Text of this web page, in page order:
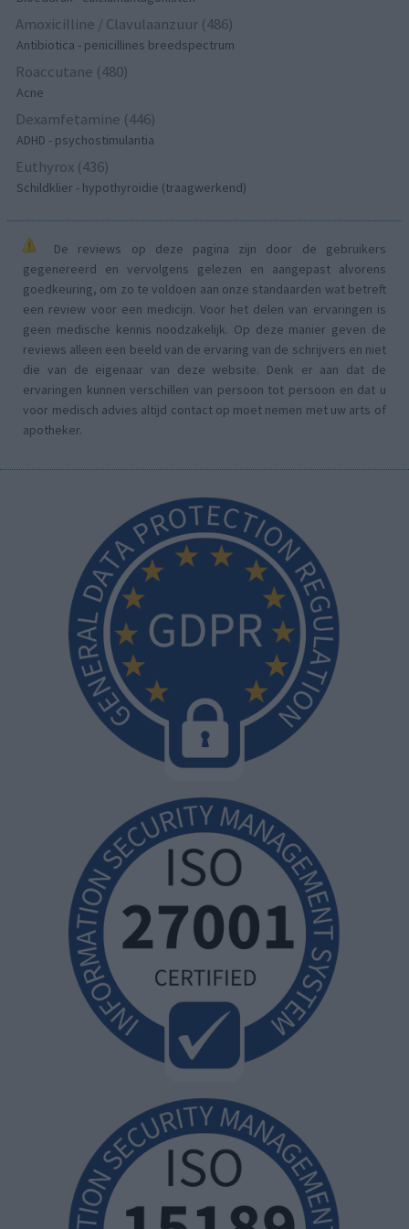
Amoxicilline / Clavulaanzuur (486)
Antibiotica - penicillines breedspectrum
Roaccutane (480)
Acne
Dexamfetamine (446)
ADHD - psychostimulantia
Euthyrox (436)
Schildklier - hypothyroidie (traagwerkend)
De reviews op deze pagina zijn door de gebruikers
gegenereerd en vervolgens gelezen en aangepast alvorens
goedkeuring, om zo te voldoen aan onze standaarden wat betreft
een review voor een medicijn. Voor het delen van ervaringen is
geen medische kennis noodzakelijk. Op deze manier geven de
reviews alleen een beeld van de ervaring van de schrijvers en niet
die van de eigenaar van deze website. Denk er aan dat de
ervaringen kunnen verschillen van persoon tot persoon en dat u
voor medisch advies altijd contact op moet nemen met uw arts of
apotheker.